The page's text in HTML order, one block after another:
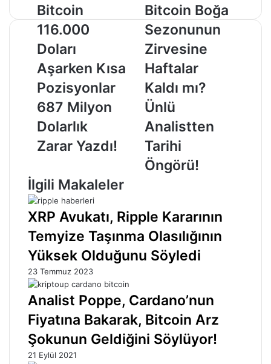
Bitcoin
116.000
Doları
Aşarken
Kısa
Pozisyonlar
687
Milyon
Dolarlık
Zarar
Yazdı!
Bitcoin
116.000
Doları
Aşarken Kısa
Pozisyonlar
687 Milyon
Dolarlık
Zarar Yazdı!
Bitcoin
Boğa
Sezonunun
Zirvesine
Haftalar
Kaldı
mı?
Ünlü
Analistten
Tarihi
Öngörü!
Bitcoin Boğa
Sezonunun
Zirvesine
Haftalar
Kaldı mı?
Ünlü
Analistten
Tarihi
Öngörü!
İlgili Makaleler
XRP Avukatı, Ripple Kararının
Temyize Taşınma Olasılığının
Yüksek Olduğunu Söyledi
23 Temmuz 2023
Analist Poppe, Cardano’nun
Fiyatına Bakarak, Bitcoin Arz
Şokunun Geldiğini Söylüyor!
21 Eylül 2021